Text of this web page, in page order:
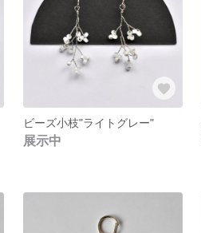
ビーズ小枝"ライトグレー"
展示中